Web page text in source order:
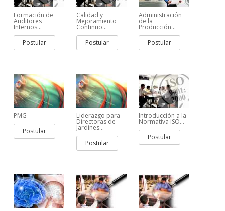
Formación de
Auditores
Internos...
Postular
Calidad y
Mejoramiento
Continuo...
Postular
Administración
de la
Producción...
Postular
PMG
Postular
Liderazgo para
Directoras de
Jardines...
Postular
Introducción a la
Normativa ISO...
Postular